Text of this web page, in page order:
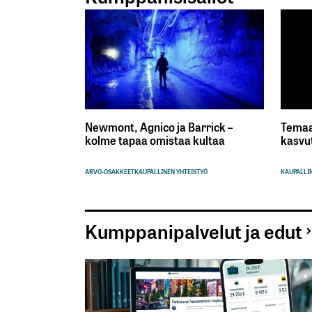
Newmont, Agnico ja Barrick –
kolme tapaa omistaa kultaa
ARVO-OSAKKEETKAUPALLINEN YHTEISTYÖ
Kumppanipalvelut ja edut